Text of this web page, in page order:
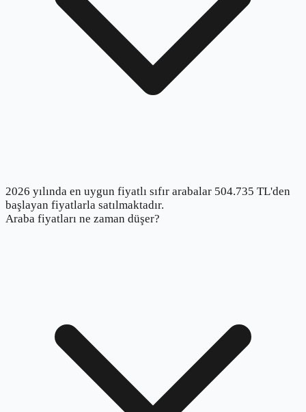
2026 yılında en uygun fiyatlı sıfır arabalar 504.735 TL'den
başlayan fiyatlarla satılmaktadır.
Araba fiyatları ne zaman düşer?